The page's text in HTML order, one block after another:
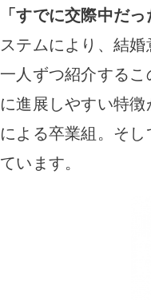
「すでに交際中だ
ステムにより、結
一人ずつ紹介する
に進展しやすい特
による卒業組。そし
ています。